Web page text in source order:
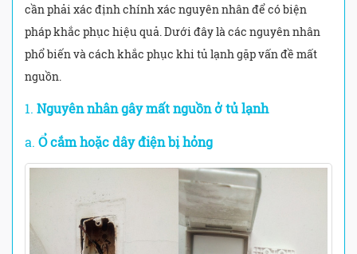
cần phải xác định chính xác nguyên nhân để có biện
pháp khắc phục hiệu quả. Dưới đây là các nguyên nhân
phổ biến và cách khắc phục khi tủ lạnh gặp vấn đề mất
nguồn.
1. Nguyên nhân gây mất nguồn ở tủ lạnh
a. Ổ cắm hoặc dây điện bị hỏng